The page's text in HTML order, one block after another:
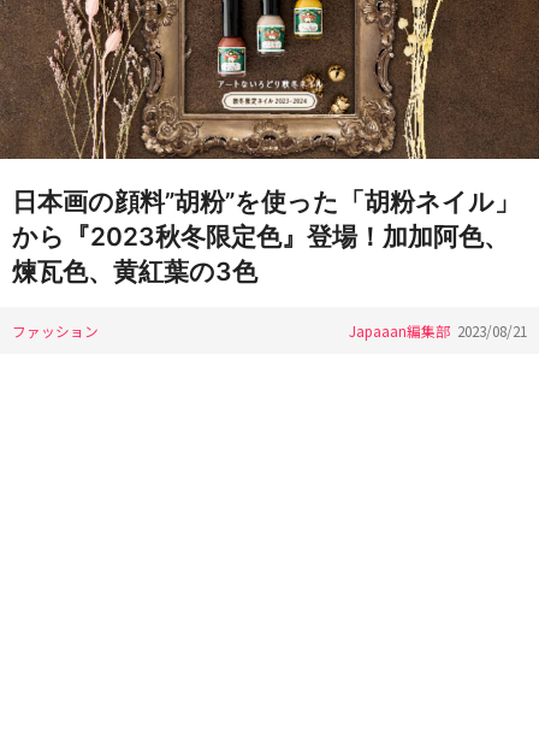
日本画の顔料”胡粉”を使った「胡粉ネイル」
から『2023秋冬限定色』登場！加加阿色、
煉瓦色、黄紅葉の3色
ファッション Japaaan編集部 2023/08/21